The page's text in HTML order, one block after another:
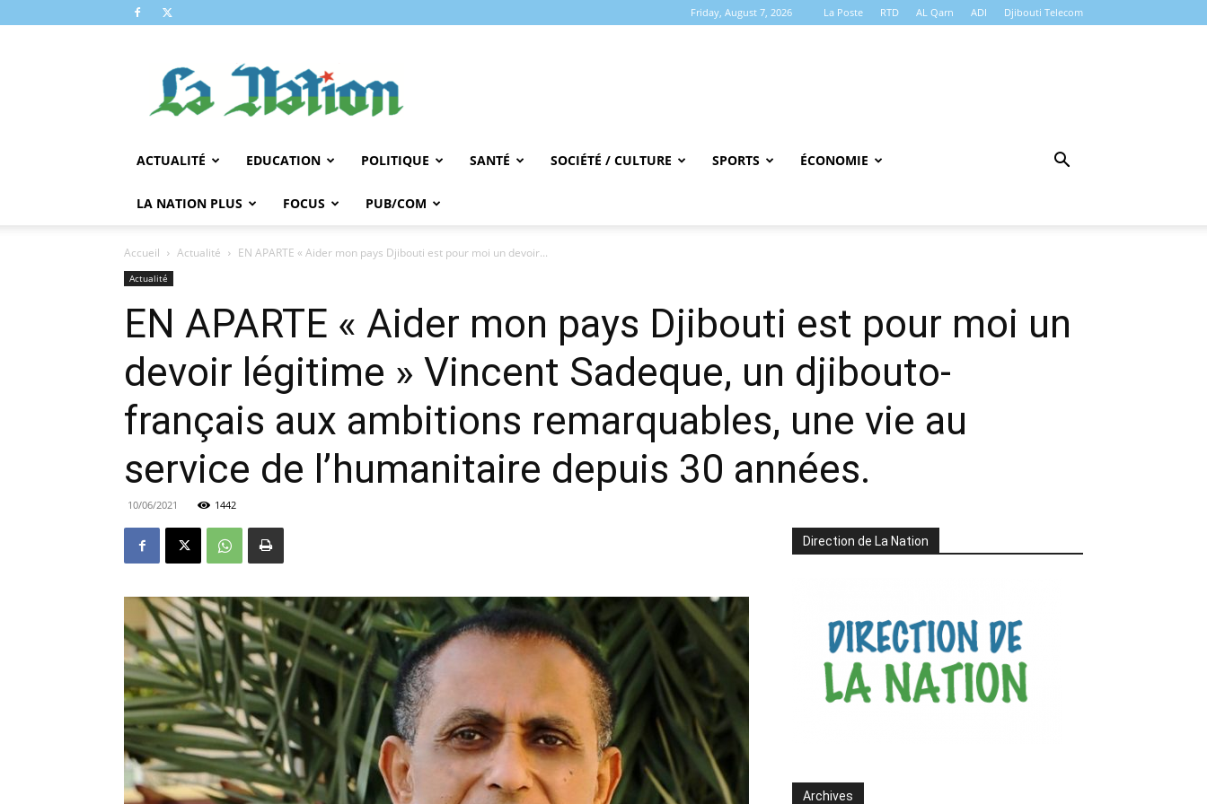
Friday, August 7, 2026 La Poste RTD AL Qarn ADI Djibouti Telecom
NATION
ACTUALITÉ EDUCATION POLITIQUE SANTÉ SOCIÉTÉ / CULTURE SPORTS ÉCONOMIE
LA NATION PLUS FOCUS PUB/COM
Accueil Actualité EN APARTE « Aider mon pays Djibouti est pour moi un devoir...
Actualité
EN APARTE « Aider mon pays Djibouti est pour moi un
devoir légitime » Vincent Sadeque, un djibouto-
français aux ambitions remarquables, une vie au
service de l’humanitaire depuis 30 années.
10/06/2021 1442
Direction de La Nation
Archives